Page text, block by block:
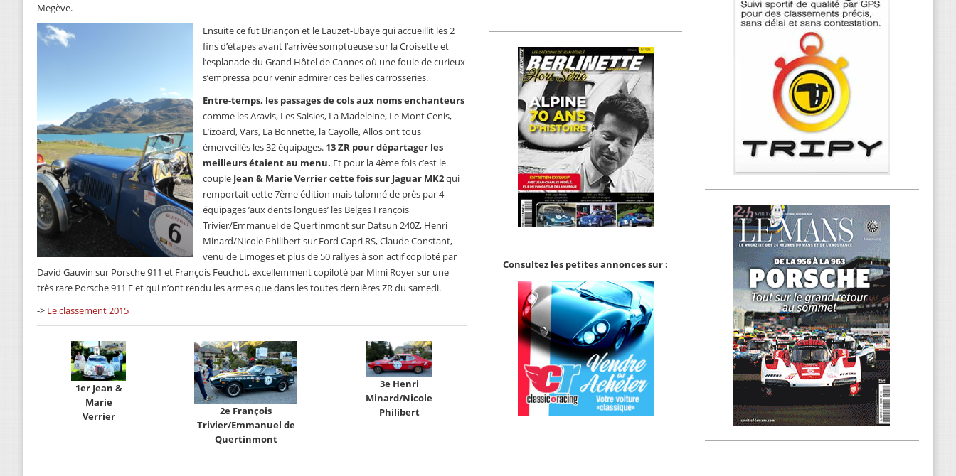
Megève.
Ensuite ce fut Briançon et le Lauzet-Ubaye qui accueillit les 2
fins d’étapes avant l’arrivée somptueuse sur la Croisette et
l’esplanade du Grand Hôtel de Cannes où une foule de curieux
s’empressa pour venir admirer ces belles carrosseries.
Entre-temps, les passages de cols aux noms enchanteurs
comme les Aravis, Les Saisies, La Madeleine, Le Mont Cenis,
L’izoard, Vars, La Bonnette, la Cayolle, Allos ont tous
émerveillés les 32 équipages. 13 ZR pour départager les
meilleurs étaient au menu. Et pour la 4ème fois c’est le
couple Jean & Marie Verrier cette fois sur Jaguar MK2qui
remportait cette 7ème édition mais talonné de près par 4
équipages ’aux dents longues’ les Belges François
Trivier/Emmanuel de Quertinmont sur Datsun 240Z, Henri
Minard/Nicole Philibert sur Ford Capri RS, Claude Constant,
venu de Limoges et plus de 50 rallyes à son actif copiloté par
David Gauvin sur Porsche 911 et François Feuchot, excellemment copiloté par Mimi Royer sur une
très rare Porsche 911 E et qui n’ont rendu les armes que dans les toutes dernières ZR du samedi.
-> Le classement 2015
1er Jean &
Marie
Verrier
2e François
Trivier/Emmanuel de
Quertinmont
3e Henri
Minard/Nicole
Philibert
Consultez les petites annonces sur :